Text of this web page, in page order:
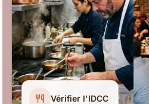
Vérifier l'IDCC